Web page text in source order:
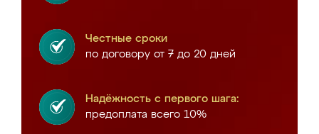
Честные сроки
по договору от 7 до 20 дней
Надёжность с первого шага:
предоплата всего 10%